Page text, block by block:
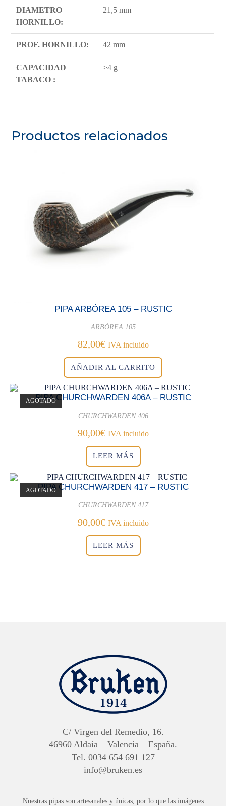
DIAMETRO
HORNILLO:
21,5 mm
PROF. HORNILLO: 42 mm
CAPACIDAD
TABACO :
>4 g
Productos relacionados
PIPA ARBÓREA 105 – RUSTIC
ARBÓREA 105
82,00€ IVA incluido
AÑADIR AL CARRITO
AGOTADO
PIPA CHURCHWARDEN 406A – RUSTIC
CHURCHWARDEN 406
90,00€ IVA incluido
LEER MÁS
AGOTADO
PIPA CHURCHWARDEN 417 – RUSTIC
CHURCHWARDEN 417
90,00€ IVA incluido
LEER MÁS
C/ Virgen del Remedio, 16.
46960 Aldaia – Valencia – España.
Tel. 0034 654 691 127
info@bruken.es
Nuestras pipas son artesanales y únicas, por lo que las imágenes